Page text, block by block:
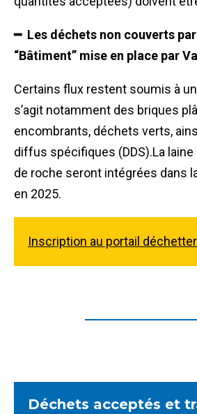
━ Les déchets non couverts par
“Bâtiment” mise en place par
Certains flux restent soumis à
s’agit notamment des briques
encombrants, déchets verts,
diffus spécifiques (DDS).La laine
de roche seront intégrées dans
en 2025.
Inscription au portail
Déchets acceptés et